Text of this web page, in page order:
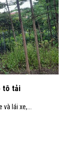
tô tải
lái xe,...